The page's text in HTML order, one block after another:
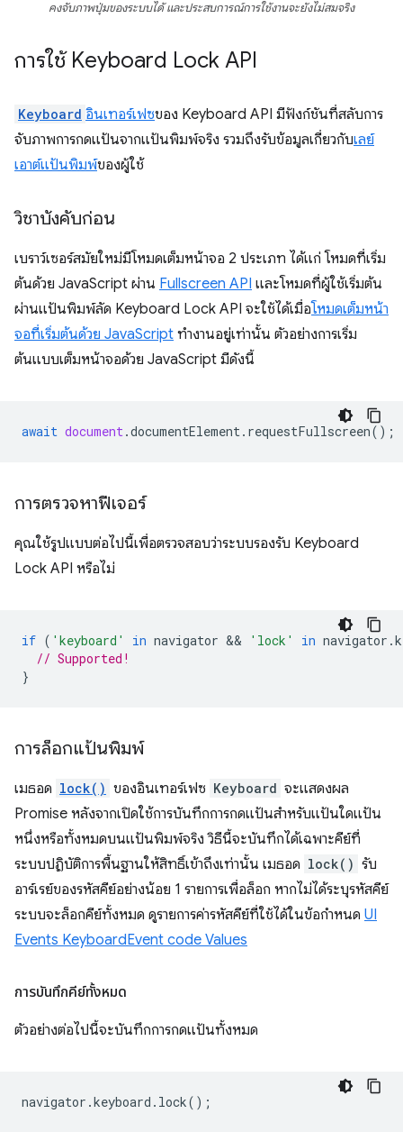
คงจับภาพปุ่มของระบบได้ และประสบการณ์การใช้งานจะยังไม่สมจริง
การใช้ Keyboard Lock API
Keyboard อินเทอร์เฟซของ Keyboard API มีฟังก์ชันที่สลับการ
จับภาพการกดแป้นจากแป้นพิมพ์จริง รวมถึงรับข้อมูลเกี่ยวกับเลย์
เอาต์แป้นพิมพ์ของผู้ใช้
วิชาบังคับก่อน
เบราว์เซอร์สมัยใหม่มีโหมดเต็มหน้าจอ 2 ประเภท ได้แก่ โหมดที่เริ่ม
ต้นด้วย JavaScript ผ่าน Fullscreen API และโหมดที่ผู้ใช้เริ่มต้น
ผ่านแป้นพิมพ์ลัด Keyboard Lock API จะใช้ได้เมื่อโหมดเต็มหน้า
จอที่เริ่มต้นด้วย JavaScript ทำงานอยู่เท่านั้น ตัวอย่างการเริ่ม
ต้นแบบเต็มหน้าจอด้วย JavaScript มีดังนี้
await document.documentElement. requestFullscreen();
การตรวจหาฟีเจอร์
คุณใช้รูปแบบต่อไปนี้เพื่อตรวจสอบว่าระบบรองรับ Keyboard
Lock API หรือไม่
if ( 'keyboard' in navigator && 'lock' in navigator .
// Supported!
}
การล็อกแป้นพิมพ์
เมธอด lock() ของอินเทอร์เฟซ Keyboard จะแสดงผล
Promise หลังจากเปิดใช้การบันทึกการกดแป้นสำหรับแป้นใดแป้น
หนึ่งหรือทั้งหมดบนแป้นพิมพ์จริง วิธีนี้จะบันทึกได้เฉพาะคีย์ที่
ระบบปฏิบัติการพื้นฐานให้สิทธิ์เข้าถึงเท่านั้น เมธอด lock() รับ
อาร์เรย์ของรหัสคีย์อย่างน้อย 1 รายการเพื่อล็อก หากไม่ได้ระบุรหัสคีย์
ระบบจะล็อกคีย์ทั้งหมด ดูรายการค่ารหัสคีย์ที่ใช้ได้ในข้อกําหนด UI
Events KeyboardEvent code Values
การบันทึกคีย์ทั้งหมด
ตัวอย่างต่อไปนี้จะบันทึกการกดแป้นทั้งหมด
navigator .keyboard . lock();